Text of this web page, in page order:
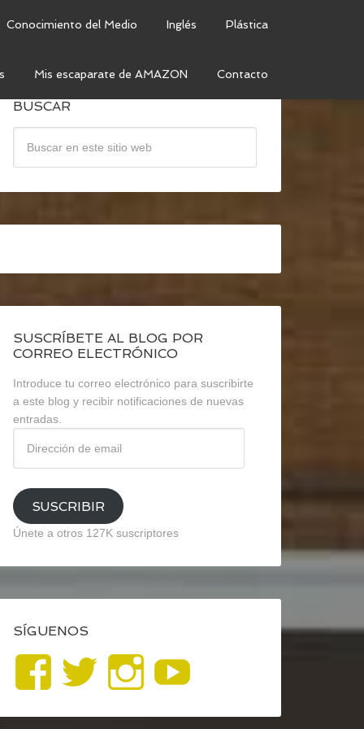
Conocimiento del Medio Inglés Plástica
Mis escaparate de AMAZON Contacto
BUSCAR
SUSCRÍBETE AL BLOG POR
CORREO ELECTRÓNICO
Introduce tu correo electrónico para suscribirte
a este blog y recibir notificaciones de nuevas
entradas.
email
SUSCRIBIR
Únete a otros 127K suscriptores
SÍGUENOS
Ver
perfil
Ver
perfil
Ver
perfil